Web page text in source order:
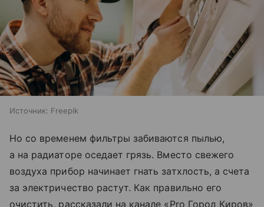
Источник: Freepik
Но со временем фильтры забиваются пылью,
а на радиаторе оседает грязь. Вместо свежего
воздуха прибор начинает гнать затхлость, а счета
за электричество растут. Как правильно его
очистить, рассказали на канале «Pro Город Киров»